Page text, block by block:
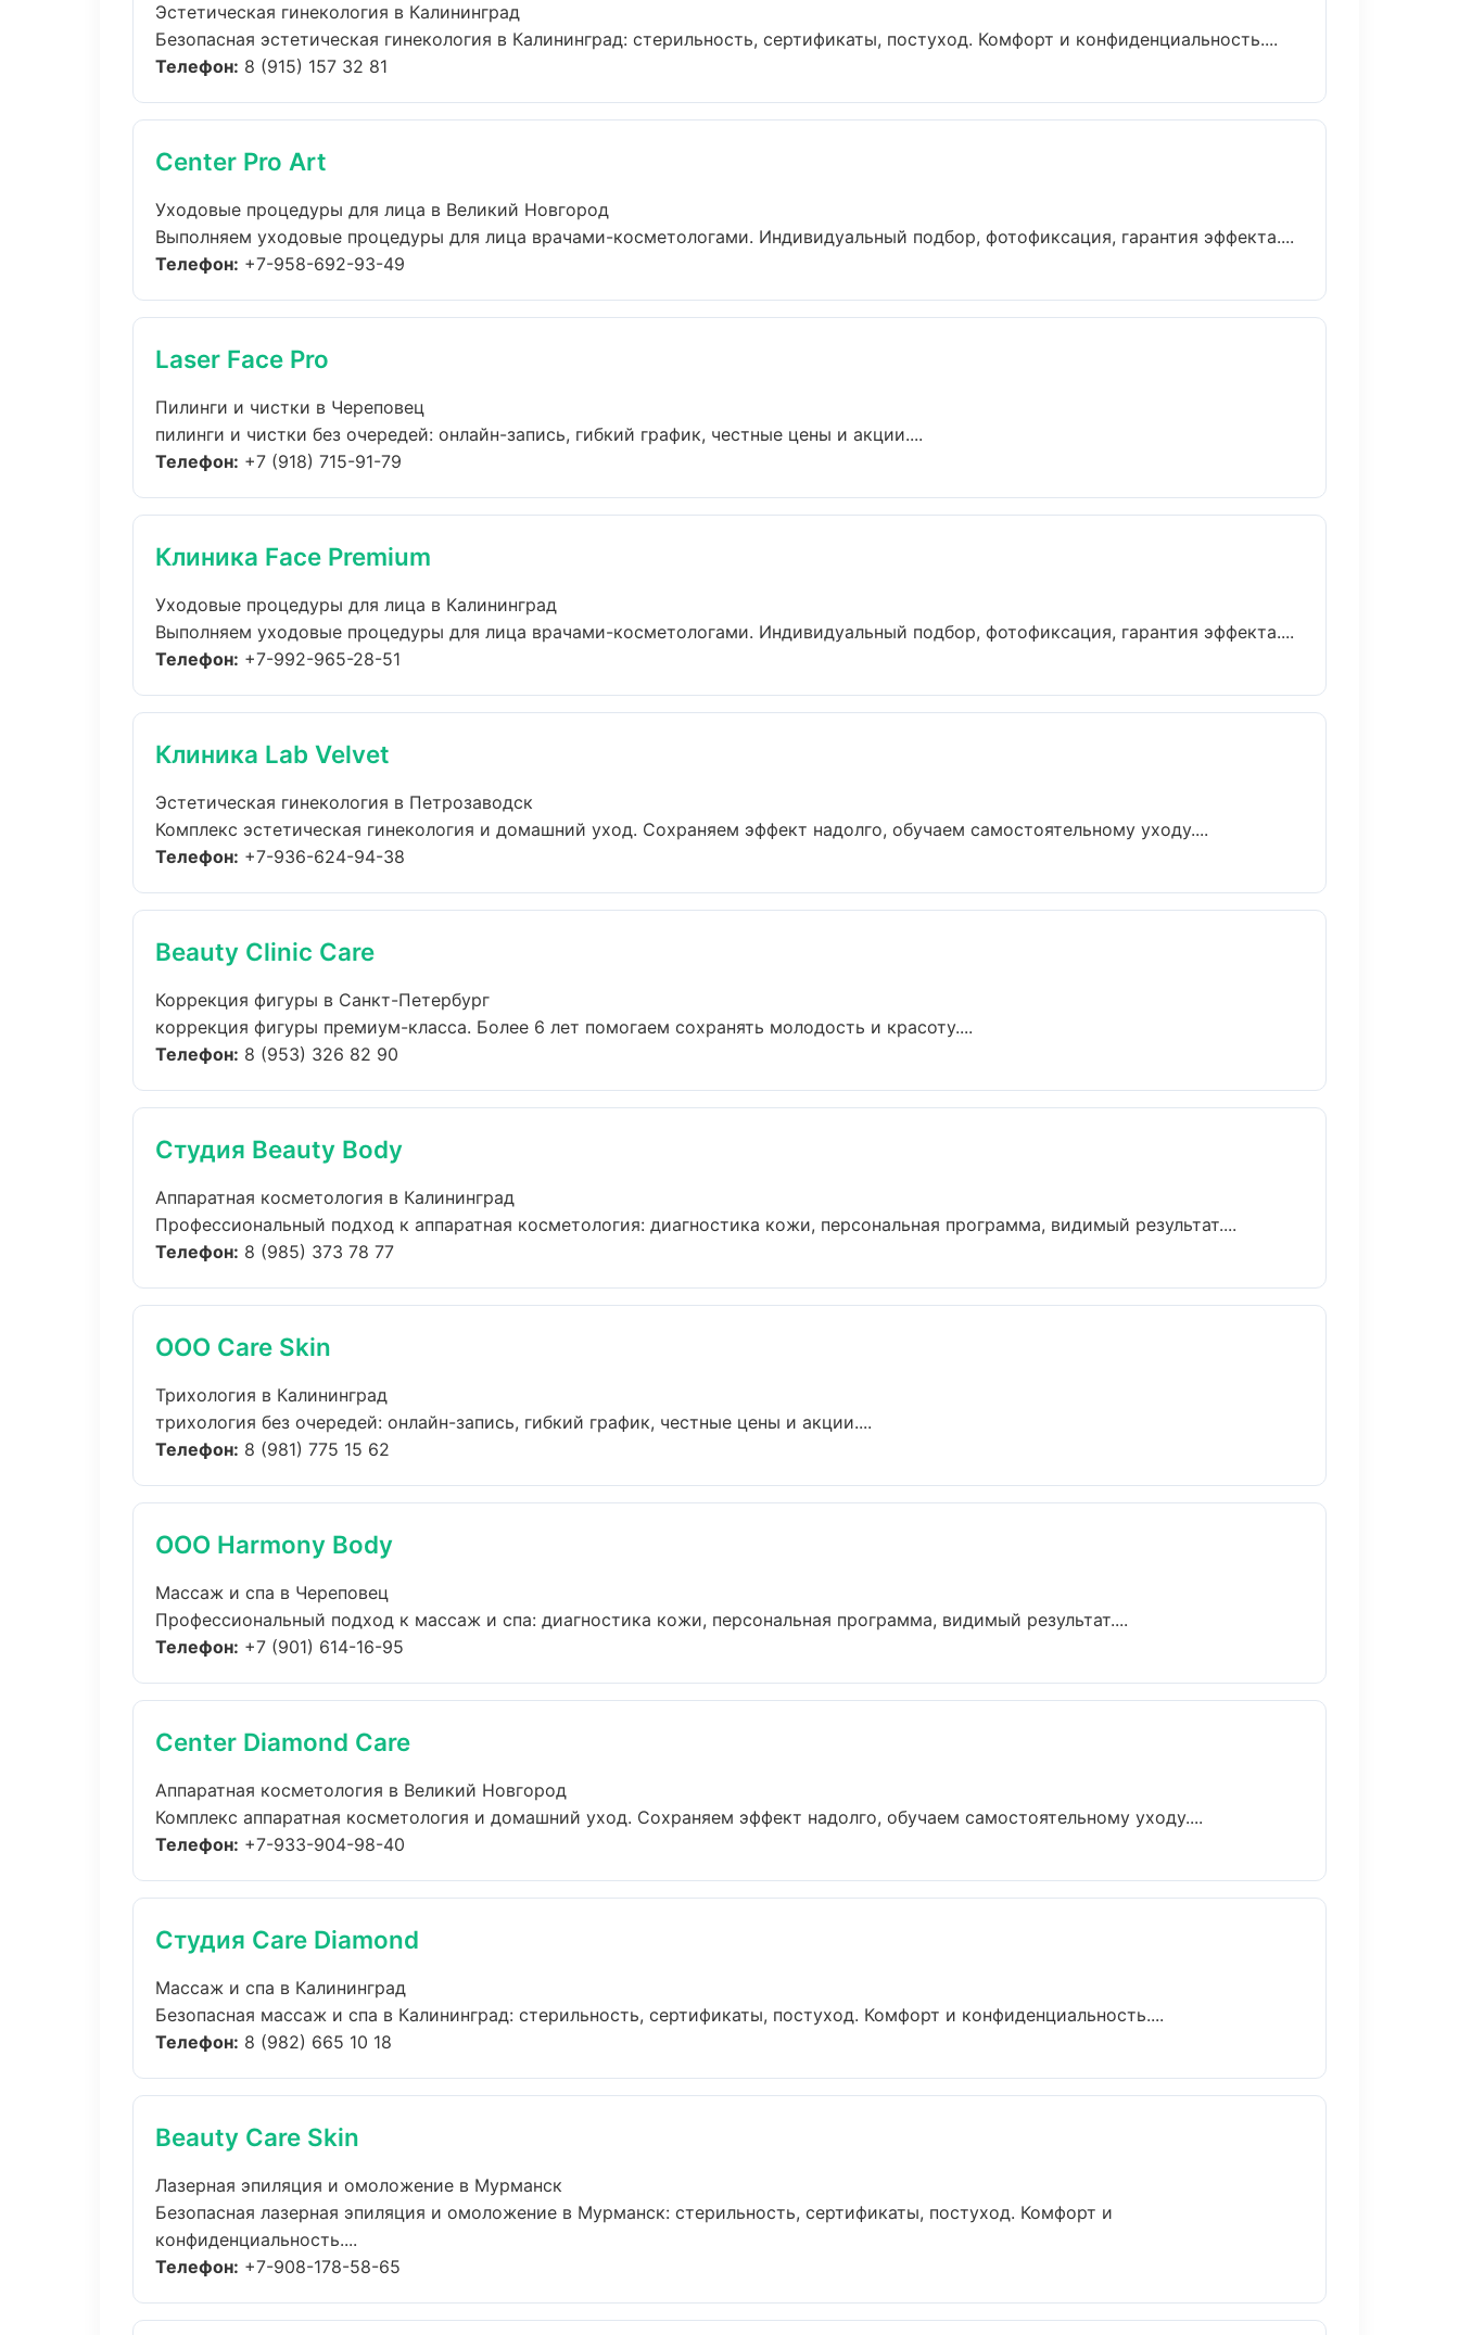
Эстетическая гинекология в Калининград
Безопасная эстетическая гинекология в Калининград: стерильность, сертификаты, постуход. Комфорт и конфиденциальность....
Телефон: 8 (915) 157 32 81
Center Pro Art
Уходовые процедуры для лица в Великий Новгород
Выполняем уходовые процедуры для лица врачами-косметологами. Индивидуальный подбор, фотофиксация, гарантия эффекта....
Телефон: +7-958-692-93-49
Laser Face Pro
Пилинги и чистки в Череповец
пилинги и чистки без очередей: онлайн-запись, гибкий график, честные цены и акции....
Телефон: +7 (918) 715-91-79
Клиника Face Premium
Уходовые процедуры для лица в Калининград
Выполняем уходовые процедуры для лица врачами-косметологами. Индивидуальный подбор, фотофиксация, гарантия эффекта....
Телефон: +7-992-965-28-51
Клиника Lab Velvet
Эстетическая гинекология в Петрозаводск
Комплекс эстетическая гинекология и домашний уход. Сохраняем эффект надолго, обучаем самостоятельному уходу....
Телефон: +7-936-624-94-38
Beauty Clinic Care
Коррекция фигуры в Санкт-Петербург
коррекция фигуры премиум-класса. Более 6 лет помогаем сохранять молодость и красоту....
Телефон: 8 (953) 326 82 90
Студия Beauty Body
Аппаратная косметология в Калининград
Профессиональный подход к аппаратная косметология: диагностика кожи, персональная программа, видимый результат....
Телефон: 8 (985) 373 78 77
ООО Care Skin
Трихология в Калининград
трихология без очередей: онлайн-запись, гибкий график, честные цены и акции....
Телефон: 8 (981) 775 15 62
ООО Harmony Body
Массаж и спа в Череповец
Профессиональный подход к массаж и спа: диагностика кожи, персональная программа, видимый результат....
Телефон: +7 (901) 614-16-95
Center Diamond Care
Аппаратная косметология в Великий Новгород
Комплекс аппаратная косметология и домашний уход. Сохраняем эффект надолго, обучаем самостоятельному уходу....
Телефон: +7-933-904-98-40
Студия Care Diamond
Массаж и спа в Калининград
Безопасная массаж и спа в Калининград: стерильность, сертификаты, постуход. Комфорт и конфиденциальность....
Телефон: 8 (982) 665 10 18
Beauty Care Skin
Лазерная эпиляция и омоложение в Мурманск
Безопасная лазерная эпиляция и омоложение в Мурманск: стерильность, сертификаты, постуход. Комфорт и
конфиденциальность....
Телефон: +7-908-178-58-65